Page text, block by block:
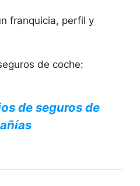
franquicia, perfil y
de coche:
de seguros de